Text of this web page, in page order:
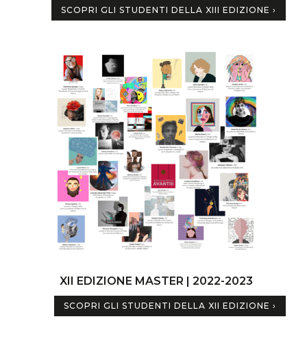
SCOPRI GLI STUDENTI DELLA XIII EDIZIONE ›
XII EDIZIONE MASTER | 2022-2023
SCOPRI GLI STUDENTI DELLA XII EDIZIONE ›